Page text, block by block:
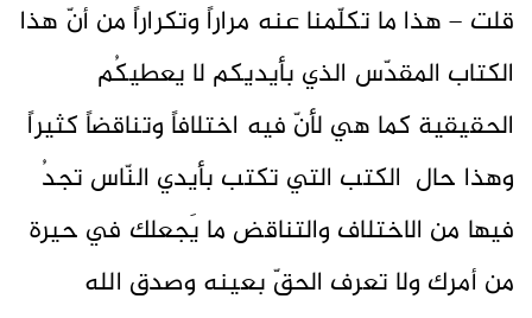
قلت – هذا ما تكلّمنا عنه مراراً وتكراراً من أنّ هذا
الكتاب المقدّس الذي بأيديكم لا يعطيكُم
الحقيقية كما هي لأنّ فيه اختلافاً وتناقضاً كثيراً
وهذا حال الكتب التي تكتب بأيدي النّاس تجدُ
فيها من الاختلاف والتناقض ما يَجعلك في حيرة
من أمرك ولا تعرف الحقّ بعينه وصدق الله